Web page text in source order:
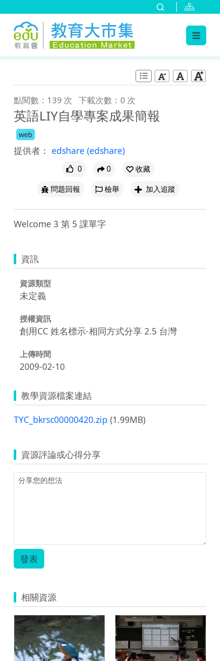
點閱數：139 次 下載次數：0 次
英語LIY自學專案成果簡報
web
提供者： edshare (edshare)
0 0
收藏
問題回報
檢舉 加入追蹤
Welcome 3 第 5 課單字
資訊
資源類型
未定義
授權資訊
創用CC 姓名標示-相同方式分享 2.5 台灣
上傳時間
2009-02-10
教學資源檔案連結
TYC_bkrsc00000420.zip (1.99MB)
資源評論或心得分享
發表
相關資源